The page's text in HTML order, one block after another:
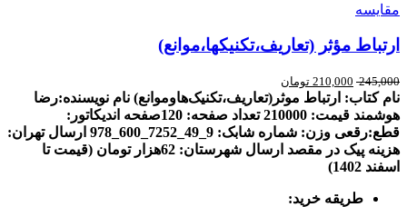
مقایسه
ارتباط مؤثر (تعاریف،تکنیکها،موانع)
245,000
210,000 تومان
نام کتاب: ارتباط موثر(تعاریف،تکنیک‌هاوموانع) نام نویسنده:رضا
هوشمند قیمت: 210000 تعداد صفحه: 120صفحه
اندیکاتور:
قطع:رقعی وزن: شماره شابک: 9 ارسال تهران:
هزینه پیک در مقصد
ارسال شهرستان: 62هزار تومان (قیمت تا
اسفند 1402)
طریقه خرید: